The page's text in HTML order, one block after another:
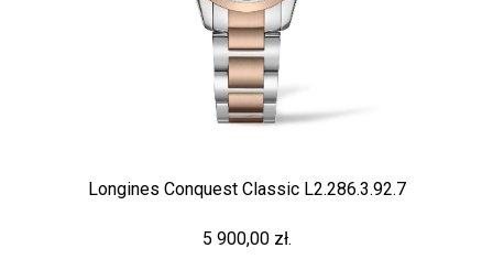
Longines Conquest Classic L2.286.3.92.7
5 900,00 zł.